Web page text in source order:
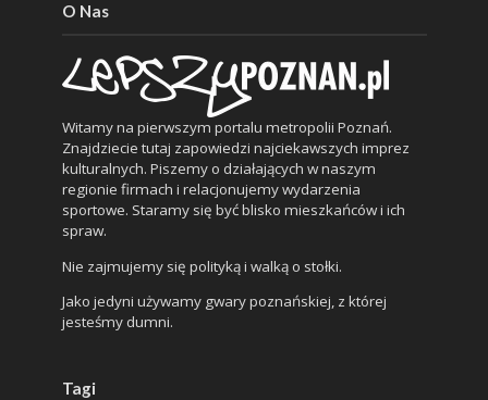
O Nas
Witamy na pierwszym portalu metropolii Poznań.
Znajdziecie tutaj zapowiedzi najciekawszych imprez
kulturalnych. Piszemy o działających w naszym
regionie firmach i relacjonujemy wydarzenia
sportowe. Staramy się być blisko mieszkańców i ich
spraw.
Nie zajmujemy się polityką i walką o stołki.
Jako jedyni używamy gwary poznańskiej, z której
jesteśmy dumni.
Tagi